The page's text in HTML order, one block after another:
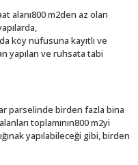
alanı800 m2den az olan
köy nüfusuna kayıtlı ve
yapılan ve ruhsata tabi
parselinde birden fazla bina
toplamının800 m2yi
yapılabileceği gibi, birden